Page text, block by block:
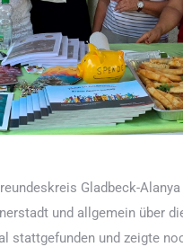
Gladbeck-
und allgemein über
stattgefunden und zeigte